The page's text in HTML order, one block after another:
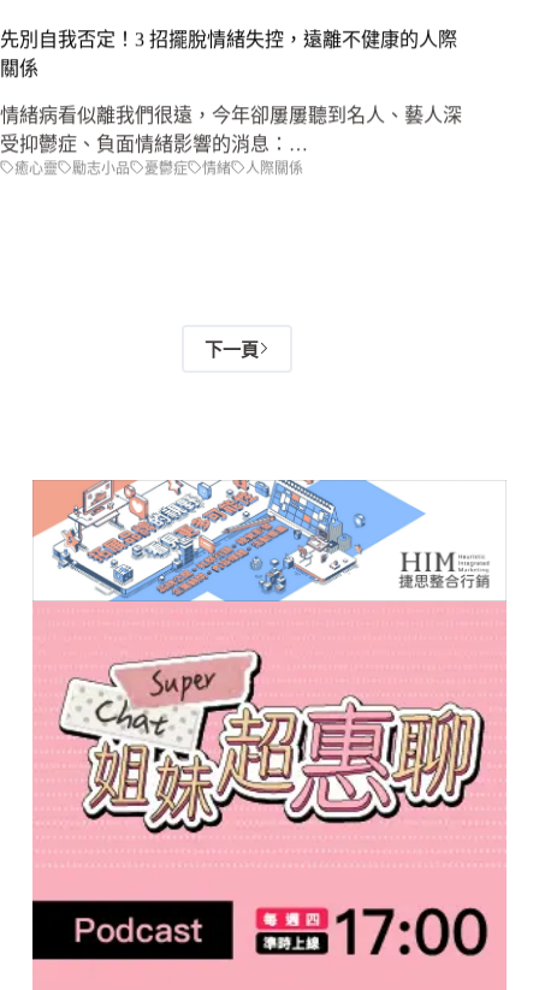
先別自我否定！3 招擺脫情緒失控，遠離不健康的人際
關係
情緒病看似離我們很遠，今年卻屢屢聽到名人、藝人深
受抑鬱症、負面情緒影響的消息：…
癒心靈 勵志小品 憂鬱症 情緒 人際關係
下一頁